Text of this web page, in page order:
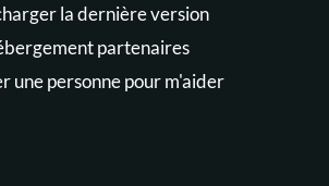
la dernière version
partenaires
une personne pour m'aider